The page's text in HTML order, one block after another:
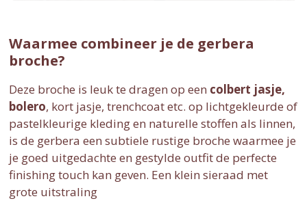
Waarmee combineer je de gerbera
broche?
Deze broche is leuk te dragen op een colbert jasje,
bolero, kort jasje, trenchcoat etc. op lichtgekleurde of
pastelkleurige kleding en naturelle stoffen als linnen,
is de gerbera een subtiele rustige broche waarmee je
je goed uitgedachte en gestylde outfit de perfecte
finishing touch kan geven. Een klein sieraad met
grote uitstraling